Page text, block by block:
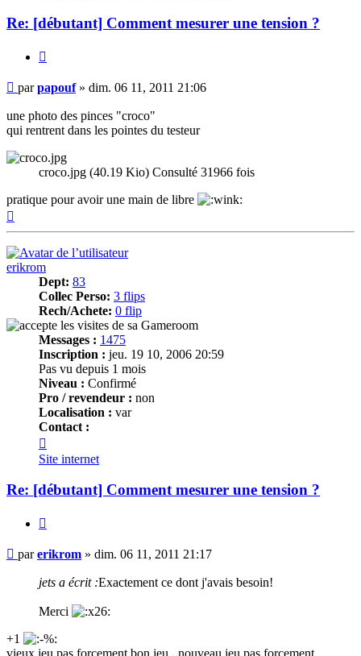
Re: [débutant] Comment mesurer une tension ?
Message
parpapouf» dim. 06 11, 2011 21:06
une photo des pinces "croco"
qui rentrent dans les pointes du testeur
croco.jpg (40.19 Kio) Consulté 31966 fois
pratique pour avoir une main de libre
erikrom
Dept: 83
Collec Perso: 3 flips
Rech/Achete: 0 flip
Messages : 1475
Inscription : jeu. 19 10, 2006 20:59
Pas vu depuis 1 mois
Niveau : Confirmé
Pro / revendeur : non
Localisation : var
Contact :
erikrom
Site internet
Re: [débutant] Comment mesurer une tension ?
Message
parerikrom » dim. 06 11, 2011 21:17
jets a écrit :Exactement ce dont j'avais besoin!
Merci
+1